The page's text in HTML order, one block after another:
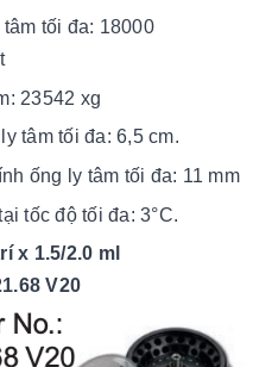
tối đa: 18000
23542 xg
tâm tối đa: 6,5 cm.
ống ly tâm tối đa: 11 mm
tốc độ tối đa: 3°C.
x 1.5/2.0 ml
V20